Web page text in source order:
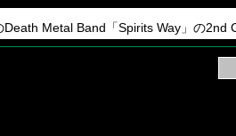
Metal Band「Spirits Way」の2nd